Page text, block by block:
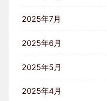
2025年7月
2025年6月
2025年5月
2025年4月